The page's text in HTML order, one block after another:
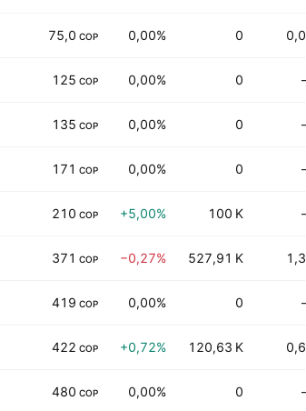
75,0 COP 0,00% 0
125 COP 0,00% 0
135 COP 0,00% 0
171 COP 0,00% 0
210 COP +5,00% 100 K
371 COP −0,27% 527,91 K
419 COP 0,00% 0
422 COP +0,72% 120,63 K
480 COP 0,00% 0